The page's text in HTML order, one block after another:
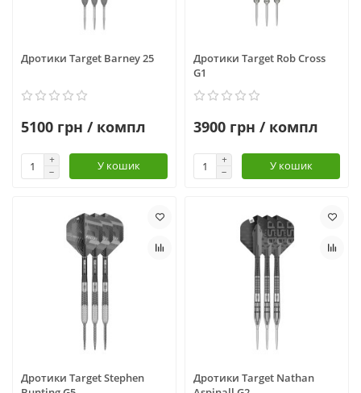
Дротики Target Barney 25
5100 грн / компл
У кошик
Дротики Target Rob Cross
G1
3900 грн / компл
У кошик
Дротики Target Stephen
Дротики Target Nathan